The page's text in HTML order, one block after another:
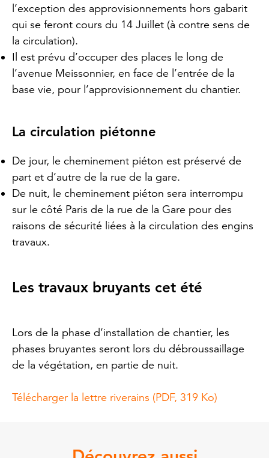
l’exception des approvisionnements hors gabarit
qui se feront cours du 14 Juillet (à contre sens de
la circulation).
Il est prévu d’occuper des places le long de
l’avenue Meissonnier, en face de l’entrée de la
base vie, pour l’approvisionnement du chantier.
La circulation piétonne
De jour, le cheminement piéton est préservé de
part et d’autre de la rue de la gare.
De nuit, le cheminement piéton sera interrompu
sur le côté Paris de la rue de la Gare pour des
raisons de sécurité liées à la circulation des engins
travaux.
Les travaux bruyants cet été
Lors de la phase d’installation de chantier, les
phases bruyantes seront lors du débroussaillage
de la végétation, en partie de nuit.
Télécharger la lettre riverains (PDF, 319 Ko)